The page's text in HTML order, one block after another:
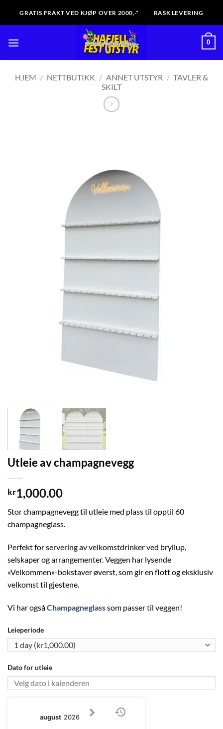
GRATIS FRAKT VED KJØP OVER 2000,-* RASK LEVERING
0
HJEM / NETTBUTIKK / ANNET UTSTYR / TAVLER &
SKILT
Utleie av champagnevegg
kr1,000.00
Stor champagnevegg til utleie med plass til opptil 60
champagneglass.
Perfekt for servering av velkomstdrinker ved bryllup,
selskaper og arrangementer. Veggen har lysende
«Velkommen»-bokstaver øverst, som gir en flott og eksklusiv
velkomst til gjestene.
Vi har ogsåChampagneglasssom passer til veggen!
Leieperiode
Dato for utleie
august 2026